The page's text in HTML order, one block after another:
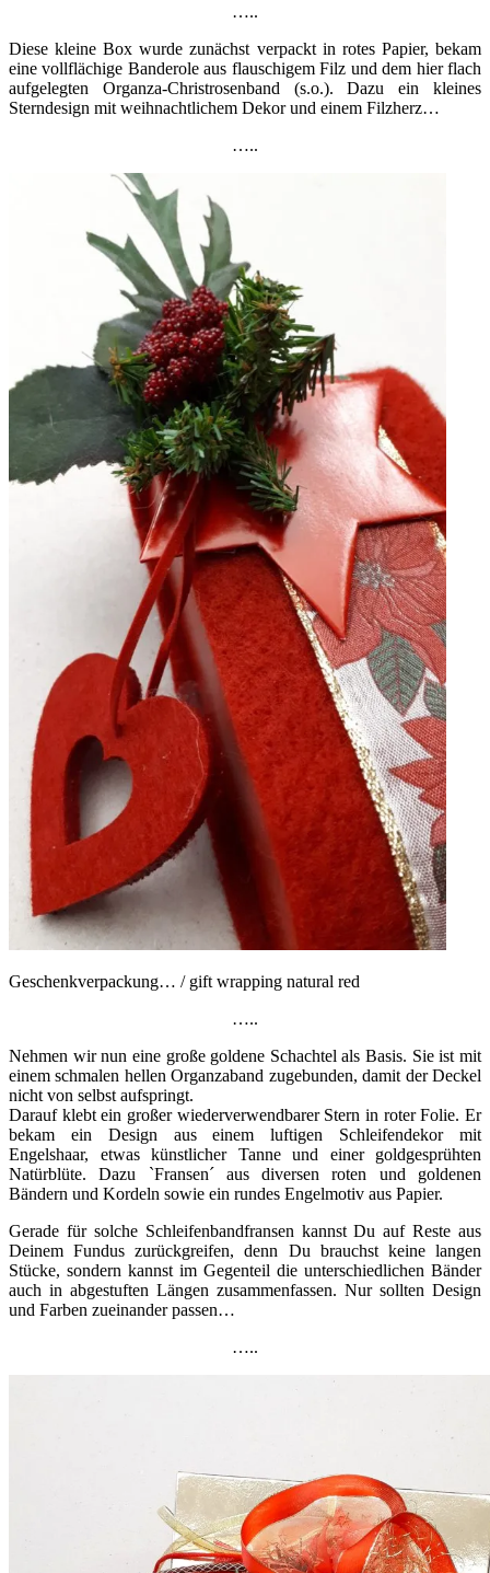
…..
Diese kleine Box wurde zunächst verpackt in rotes Papier, bekam
eine vollflächige Banderole aus flauschigem Filz und dem hier flach
aufgelegten Organza-Christrosenband (s.o.). Dazu ein kleines
Sterndesign mit weihnachtlichem Dekor und einem Filzherz…
…..
Geschenkverpackung… / gift wrapping natural red
…..
Nehmen wir nun eine große goldene Schachtel als Basis. Sie ist mit
einem schmalen hellen Organzaband zugebunden, damit der Deckel
nicht von selbst aufspringt.
Darauf klebt ein großer wiederverwendbarer Stern in roter Folie. Er
bekam ein Design aus einem luftigen Schleifendekor mit
Engelshaar, etwas künstlicher Tanne und einer goldgesprühten
Natürblüte. Dazu `Fransen´ aus diversen roten und goldenen
Bändern und Kordeln sowie ein rundes Engelmotiv aus Papier.
Gerade für solche Schleifenbandfransen kannst Du auf Reste aus
Deinem Fundus zurückgreifen, denn Du brauchst keine langen
Stücke, sondern kannst im Gegenteil die unterschiedlichen Bänder
auch in abgestuften Längen zusammenfassen. Nur sollten Design
und Farben zueinander passen…
…..